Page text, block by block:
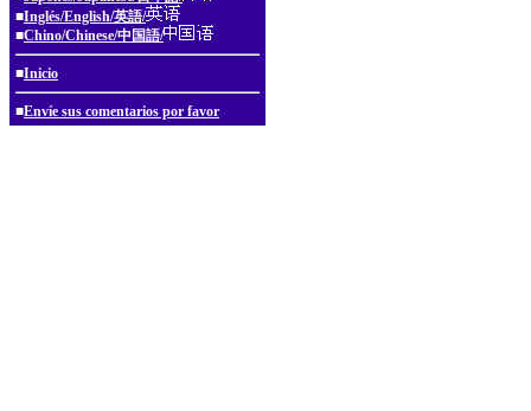
■Inglés/English/英語/
■Chino/Chinese/中国語/
■Inicio
■Envíe sus comentarios por favor